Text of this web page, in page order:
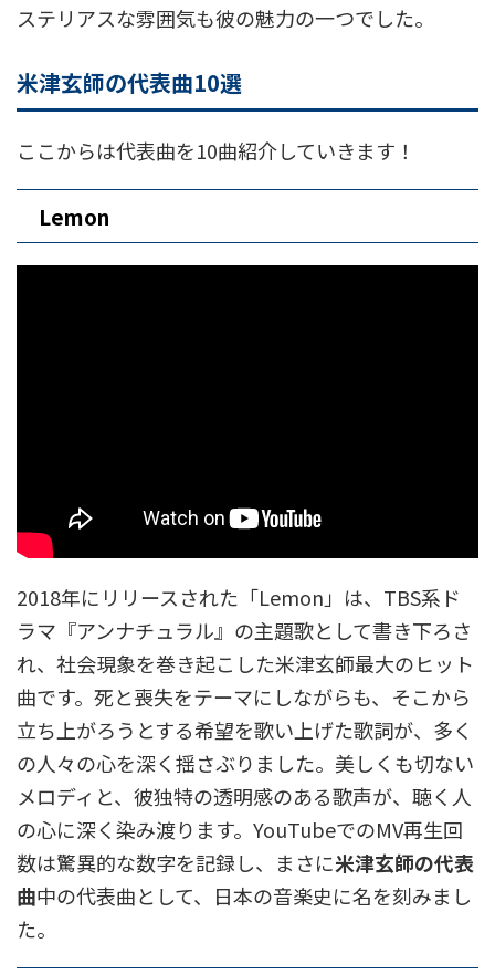
ステリアスな雰囲気も彼の魅力の一つでした。
米津玄師の代表曲10選
ここからは代表曲を10曲紹介していきます！
Lemon
2018年にリリースされた「Lemon」は、TBS系ド
ラマ『アンナチュラル』の主題歌として書き下ろさ
れ、社会現象を巻き起こした米津玄師最大のヒット
曲です。死と喪失をテーマにしながらも、そこから
立ち上がろうとする希望を歌い上げた歌詞が、多く
の人々の心を深く揺さぶりました。美しくも切ない
メロディと、彼独特の透明感のある歌声が、聴く人
の心に深く染み渡ります。YouTubeでのMV再生回
数は驚異的な数字を記録し、まさに米津玄師の代表
曲中の代表曲として、日本の音楽史に名を刻みまし
た。